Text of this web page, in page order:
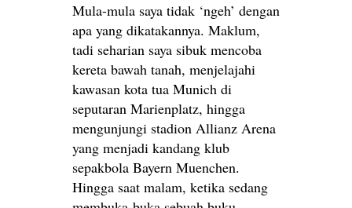
Mula-mula saya tidak ‘ngeh’ dengan
apa yang dikatakannya. Maklum,
tadi seharian saya sibuk mencoba
kereta bawah tanah, menjelajahi
kawasan kota tua Munich di
seputaran Marienplatz, hingga
mengunjungi stadion Allianz Arena
yang menjadi kandang klub
sepakbola Bayern Muenchen.
Hingga saat malam, ketika sedang